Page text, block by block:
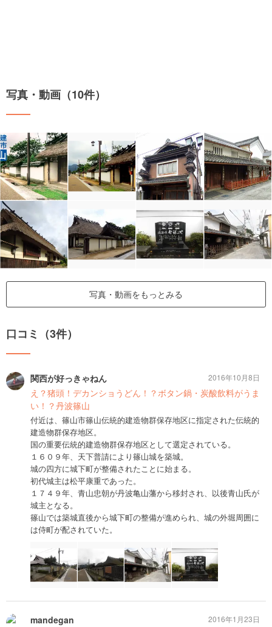
写真・動画（10件）
写真・動画をもっとみる
口コミ（3件）
関西が好っきゃねん
え？猪頭！デカンショうどん！？ボタン鍋・炭酸飲料がうま
い！？丹波篠山
付近は、篠山市篠山伝統的建造物群保存地区に指定された伝統的
建造物群保存地区。
国の重要伝統的建造物群保存地区として選定されている。
１６０９年、天下普請により篠山城を築城。
城の四方に城下町が整備されたことに始まる。
初代城主は松平康重であった。
１７４９年、青山忠朝が丹波亀山藩から移封され、以後青山氏が
城主となる。
篠山では築城直後から城下町の整備が進められ、城の外堀周囲に
は侍町が配されていた。
2016年10月8日
mandegan
2016年1月23日